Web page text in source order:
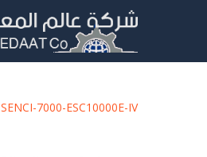
SENCI-7000-ESC10000E-IV